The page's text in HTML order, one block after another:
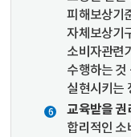
피해보상기
자체보상기
소비자관련
수행하는 것
실현시키는
교육받을 권
합리적인 소